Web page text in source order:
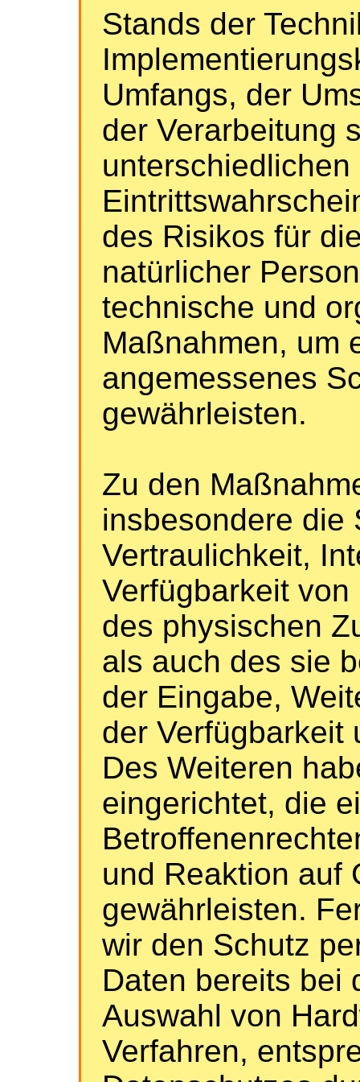
Stands der
Umfangs, der
der Verarbeitung
unterschiedlichen
des Risikos für
natürlicher
technische und
Maßnahmen, um
angemessenes
gewährleisten.
Zu den
insbesondere die
Vertraulichkeit,
Verfügbarkeit
des physischen
als auch des sie
der Eingabe,
der Verfügbarkeit
Des Weiteren
eingerichtet, die
und Reaktion auf
gewährleisten.
wir den Schutz
Daten bereits bei
Auswahl von
Verfahren,